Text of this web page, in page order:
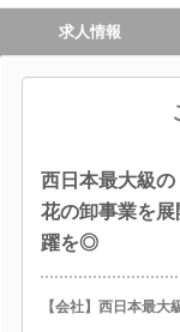
求人情報
西日本最大級
花の卸事業を
躍を◎
【会社】西日本最